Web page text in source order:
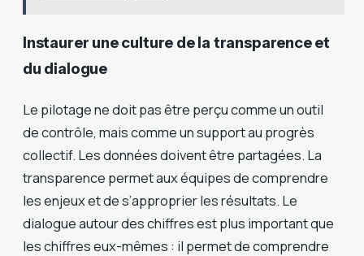
Instaurer une culture de la transparence et
du dialogue
Le pilotage ne doit pas être perçu comme un outil
de contrôle, mais comme un support au progrès
collectif. Les données doivent être partagées. La
transparence permet aux équipes de comprendre
les enjeux et de s’approprier les résultats. Le
dialogue autour des chiffres est plus important que
les chiffres eux-mêmes : il permet de comprendre